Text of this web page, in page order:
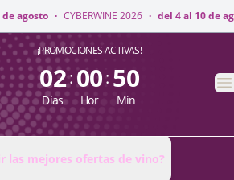
· CYBERWINE 2026 · del 4 al 10 de agosto
¡PROMOCIONES ACTIVAS!
02
Días
: 00
Hor
: 50
Min
las mejores ofertas de vino?